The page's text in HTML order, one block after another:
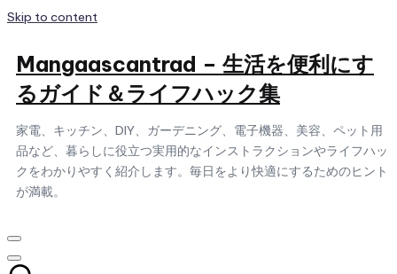
Skip to content
Mangaascantrad – 生活を便利にす
るガイド＆ライフハック集
家電、キッチン、DIY、ガーデニング、電子機器、美容、ペット用
品など、暮らしに役立つ実用的なインストラクションやライフハッ
クをわかりやすく紹介します。毎日をより快適にするためのヒント
が満載。